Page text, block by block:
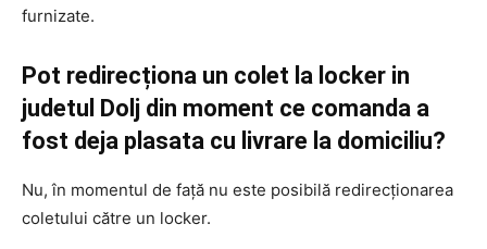
furnizate.
Pot redirecționa un colet la locker in
judetul Dolj din moment ce comanda a
fost deja plasata cu livrare la domiciliu?
Nu, în momentul de față nu este posibilă redirecționarea
coletului către un locker.